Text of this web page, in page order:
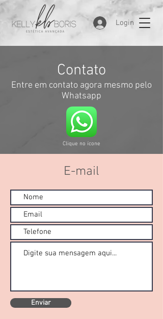
Login
Contato
Entre em contato agora mesmo pelo
Whatsapp
Clique no ícone
E-mail
Enviar